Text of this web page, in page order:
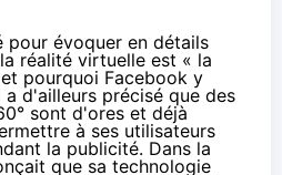
pour évoquer en détails
réalité virtuelle est « la
pourquoi Facebook y
d'ailleurs précisé que des
sont d'ores et déjà
à ses utilisateurs
la publicité. Dans la
que sa technologie